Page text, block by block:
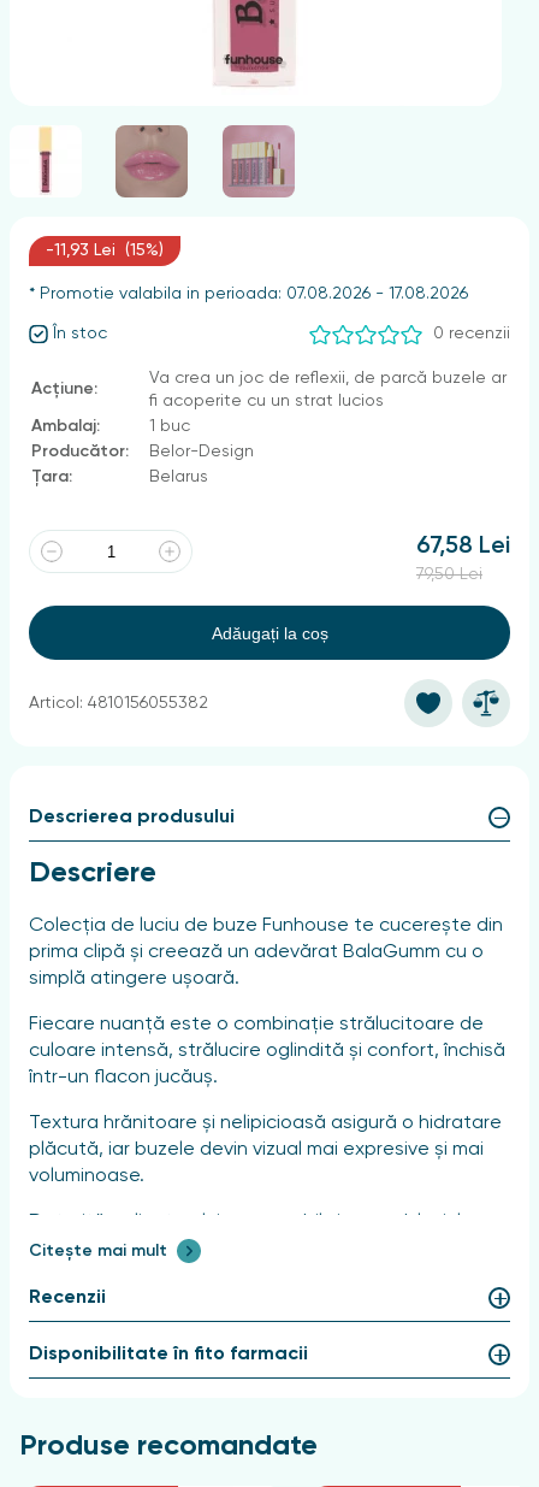
-11,93 Lei (15%)
* Promotie valabila in perioada: 07.08.2026 - 17.08.2026
În stoc 0 recenzii
Acțiune:
Va crea un joc de reflexii, de parcă buzele ar
fi acoperite cu un strat lucios
Ambalaj:
1 buc
Producător:
Belor-Design
Țara:
Belarus
67,58 Lei
79,50 Lei
Adăugați la coș
Articol: 4810156055382
Descrierea produsului
Descriere
Colecția de luciu de buze Funhouse te cucerește din
prima clipă și creează un adevărat BalaGumm cu o
simplă atingere ușoară.
Fiecare nuanță este o combinație strălucitoare de
culoare intensă, strălucire oglindită și confort, închisă
într-un flacon jucăuș.
Textura hrănitoare și nelipicioasă asigură o hidratare
plăcută, iar buzele devin vizual mai expresive și mai
voluminoase.
distribuie ușor și precis, fără a se întinde dincolo de
culori, de parcă buzele ar fi acoperite cu un glazură
oglindă.
Paleta de 6 nuanțe „delicioase” conferă buzelor o
Mod de utilizare
Citește mai mult
Recenzii
Disponibilitate în fito farmacii
Produse recomandate